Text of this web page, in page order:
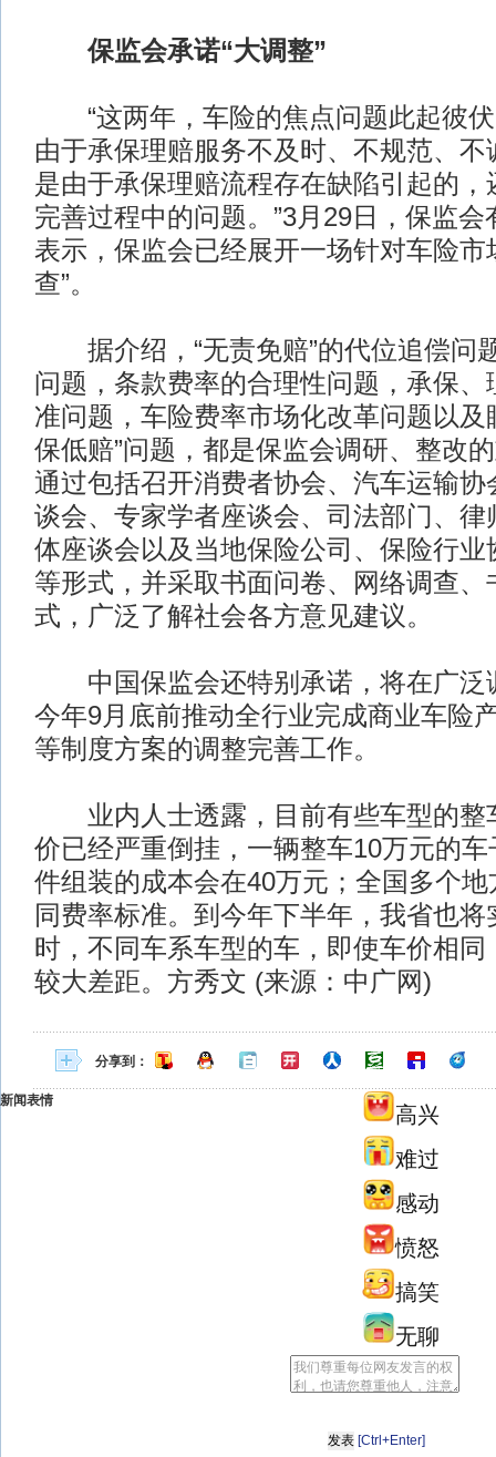
保监会承诺“大调整”
“这两年，车险的焦点问题此起彼伏
由于承保理赔服务不及时、不规范、
是由于承保理赔流程存在缺陷引起的，
完善过程中的问题。”3月29日，保监
表示，保监会已经展开一场针对车险市
查”。
据介绍，“无责免赔”的代位追偿问
问题，条款费率的合理性问题，承保、
准问题，车险费率市场化改革问题以及
保低赔”问题，都是保监会调研、整改
通过包括召开消费者协会、汽车运输协
谈会、专家学者座谈会、司法部门、律
体座谈会以及当地保险公司、保险行业
等形式，并采取书面问卷、网络调查、
式，广泛了解社会各方意见建议。
中国保监会还特别承诺，将在广泛
今年9月底前推动全行业完成商业车险
等制度方案的调整完善工作。
业内人士透露，目前有些车型的整
价已经严重倒挂，一辆整车10万元的
件组装的成本会在40万元；全国多个
同费率标准。到今年下半年，我省也
时，不同车系车型的车，即使车价相同
较大差距。方秀文 (来源：中广网)
分享到：
新闻表情
高兴
难过
感动
愤怒
搞笑
无聊
[Ctrl+Enter]